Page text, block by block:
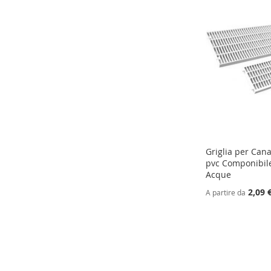
Griglia per
pvc
Acque
A partire da 2,09